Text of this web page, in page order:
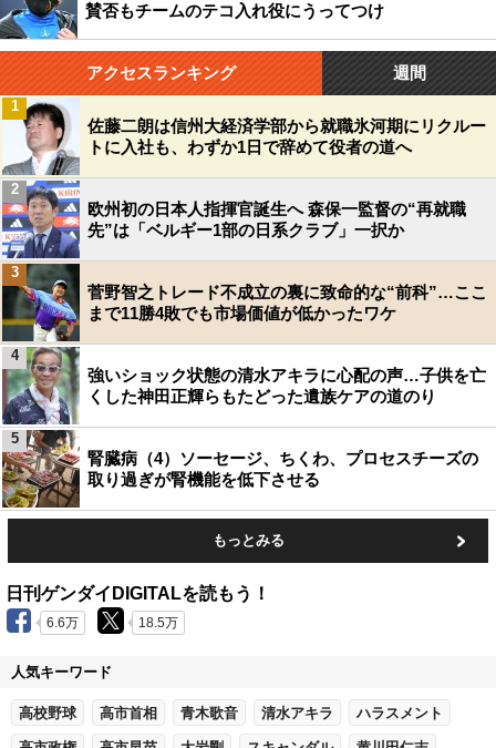
賛否もチームのテコ入れ役にうってつけ
アクセスランキング 週間
佐藤二朗は信州大経済学部から就職氷河期にリクルー
トに入社も、わずか1日で辞めて役者の道へ
1
欧州初の日本人指揮官誕生へ 森保一監督の“再就職
先”は「ベルギー1部の日系クラブ」一択か
2
菅野智之トレード不成立の裏に致命的な“前科”…ここ
まで11勝4敗でも市場価値が低かったワケ
3
強いショック状態の清水アキラに心配の声…子供を亡
くした神田正輝らもたどった遺族ケアの道のり
4
腎臓病（4）ソーセージ、ちくわ、プロセスチーズの
取り過ぎが腎機能を低下させる
5
もっとみる
日刊ゲンダイDIGITALを読もう！
6.6万 18.5万
人気キーワード
高校野球 高市首相 青木歌音 清水アキラ ハラスメント